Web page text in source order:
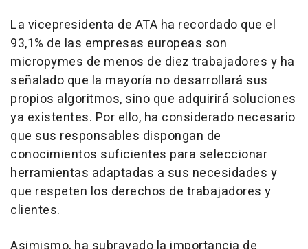
La vicepresidenta de ATA ha recordado que el
93,1% de las empresas europeas son
micropymes de menos de diez trabajadores y ha
señalado que la mayoría no desarrollará sus
propios algoritmos, sino que adquirirá soluciones
ya existentes. Por ello, ha considerado necesario
que sus responsables dispongan de
conocimientos suficientes para seleccionar
herramientas adaptadas a sus necesidades y
que respeten los derechos de trabajadores y
clientes.